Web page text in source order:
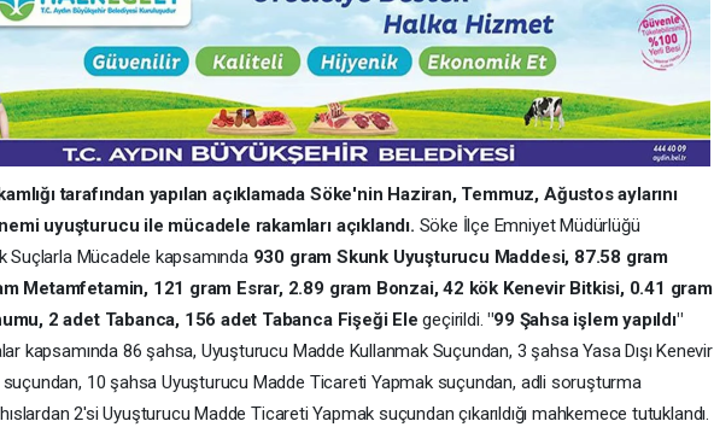
amlığı tarafından yapılan açıklamada Söke'nin Haziran, Temmuz, Ağustos aylarını
uyuşturucu ile mücadele rakamları açıklandı. Söke İlçe Emniyet Müdürlüğü
Suçlarla Mücadele kapsamında 930 gram Skunk Uyuşturucu Maddesi, 87.58 gram
Metamfetamin, 121 gram Esrar, 2.89 gram Bonzai, 42 kök Kenevir Bitkisi, 0.41 gram
2 adet Tabanca, 156 adet Tabanca Fişeği Ele geçirildi."99 Şahsa işlem yapıldı"
kapsamında 86 şahsa, Uyuşturucu Madde Kullanmak Suçundan, 3 şahsa Yasa Dışı Kenevir
suçundan, 10 şahsa Uyuşturucu Madde Ticareti Yapmak suçundan, adli soruşturma
2'si Uyuşturucu Madde Ticareti Yapmak suçundan çıkarıldığı mahkemece tutuklandı.